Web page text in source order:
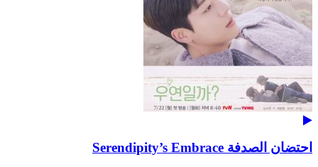
احتضان الصدفة Serendipity’s Embrace